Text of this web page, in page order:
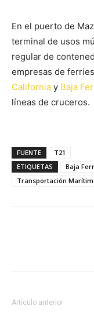
En el puerto de
terminal de usos
regular de
empresas de
California y Baja
líneas de cruceros.
FUENTE
T21
ETIQUETAS
Baja
Transportación
Artículo anterior